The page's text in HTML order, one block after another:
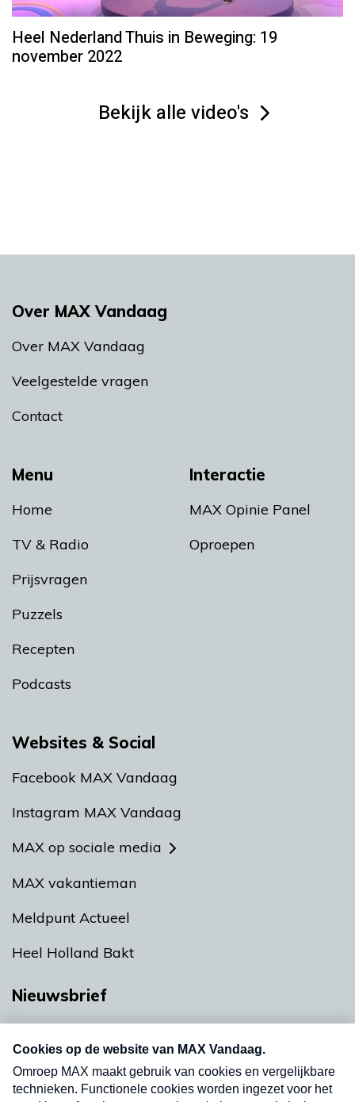
Heel Nederland Thuis in Beweging: 19
november 2022
Bekijk alle video's
Menu
Home
TV & Radio
Prijsvragen
Puzzels
Recepten
Podcasts
Interactie
MAX Opinie Panel
Oproepen
Over MAX Vandaag
Over MAX Vandaag
Veelgestelde vragen
Contact
Websites & Social
Facebook MAX Vandaag
Instagram MAX Vandaag
MAX op sociale media
MAX vakantieman
Meldpunt Actueel
Heel Holland Bakt
Nieuwsbrief
nieuwsbrief. Elke vrijdag- en dinsdagochtend in
uw mailbox.